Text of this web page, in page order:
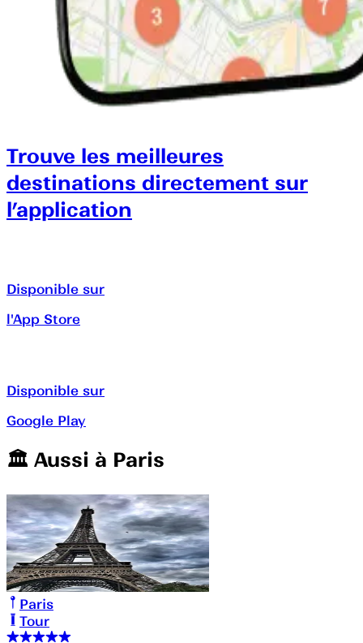
Trouve les meilleures
destinations directement sur
l’application
Disponible sur
l'App Store
Disponible sur
Google Play
🏛️️ Aussi à Paris
Paris
Tour